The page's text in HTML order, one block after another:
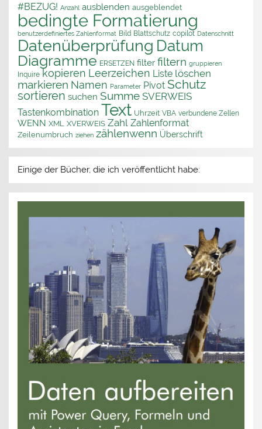
#BEZUG! Anzahl ausblenden ausgeblendet
bedingte Formatierung
benutzerdefiniertes Zahlenformat Bild Blattschutz copilot Datenschnitt
Datenüberprüfung Datum
Diagramme ERSETZEN filter filtern gruppieren
Inquire kopieren Leerzeichen Liste löschen
markieren Namen Parameter Pivot Schutz
sortieren suchen Summe SVERWEIS
Tastenkombination Text Uhrzeit VBA verbundene Zellen
WENN XML XVERWEIS Zahl Zahlenformat
Zeilenumbruch ziehen zählenwenn Überschrift
Einige der Bücher, die ich veröffentlicht habe: